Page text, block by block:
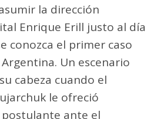
la dirección
Enrique Erill justo al día
conozca el primer caso
Un escenario
cabeza cuando el
le ofreció
ante el